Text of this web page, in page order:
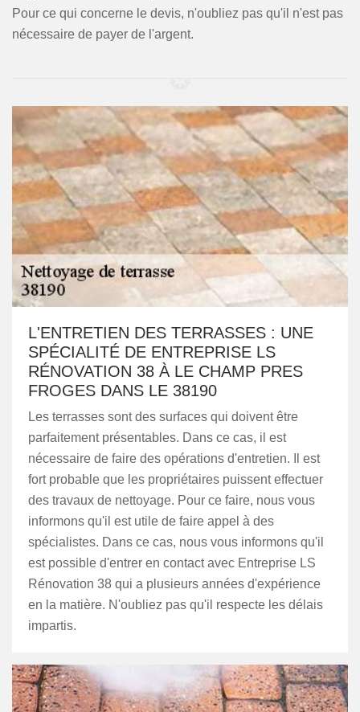
Pour ce qui concerne le devis, n'oubliez pas qu'il n'est pas
nécessaire de payer de l'argent.
L'ENTRETIEN DES TERRASSES : UNE
SPÉCIALITÉ DE ENTREPRISE LS
RÉNOVATION 38 À LE CHAMP PRES
FROGES DANS LE 38190
Les terrasses sont des surfaces qui doivent être
parfaitement présentables. Dans ce cas, il est
nécessaire de faire des opérations d'entretien. Il est
fort probable que les propriétaires puissent effectuer
des travaux de nettoyage. Pour ce faire, nous vous
informons qu'il est utile de faire appel à des
spécialistes. Dans ce cas, nous vous informons qu'il
est possible d'entrer en contact avec Entreprise LS
Rénovation 38 qui a plusieurs années d'expérience
en la matière. N'oubliez pas qu'il respecte les délais
impartis.